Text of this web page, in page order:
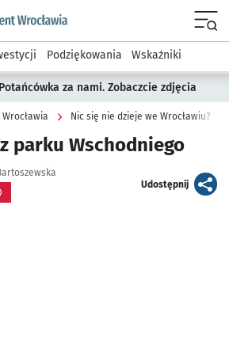
podserwis: Prezydent
Podziękowania Wskaźniki
za nami. Zobaczcie zdjęcia
Nic się nie dzieje we Wrocławiu?
parku Wschodniego
Udostępnijartykuł